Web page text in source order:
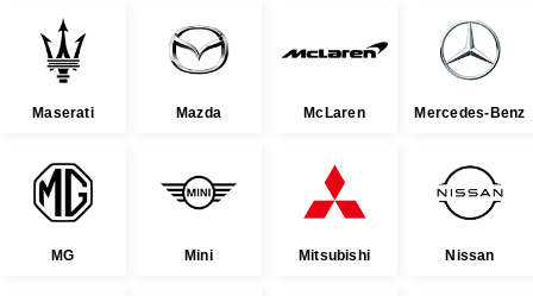
Maserati Mazda McLaren Mercedes-Benz
MG Mini Mitsubishi Nissan